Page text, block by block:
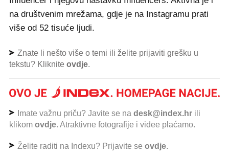
na društvenim mrežama, gdje je na Instagramu prati
više od 52 tisuće ljudi.
Znate li nešto više o temi ili želite prijaviti grešku u
tekstu? Kliknite ovdje.
Imate važnu priču? Javite se na desk@index.hr ili
klikom ovdje. Atraktivne fotografije i videe plaćamo.
Želite raditi na Indexu? Prijavite se ovdje.